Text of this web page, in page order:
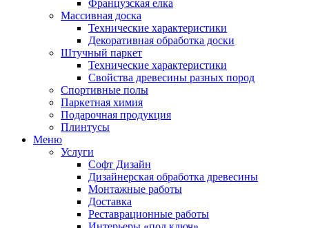
Французская елка
Массивная доска
Технические характеристики
Декоративная обработка доски
Штучный паркет
Технические характеристики
Свойства древесины разных пород
Спортивные полы
Паркетная химия
Подарочная продукция
Плинтусы
Меню
Услуги
Софт Дизайн
Дизайнерская обработка древесины
Монтажные работы
Доставка
Реставрационные работы